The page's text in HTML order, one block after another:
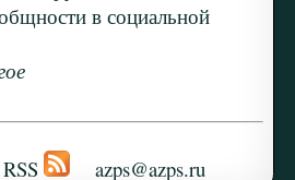
в социальной
RSS azps@azps.ru